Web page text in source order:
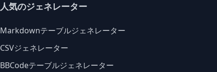
人気のジェネレーター
Markdownテーブルジェネレーター
CSVジェネレーター
BBCodeテーブルジェネレーター